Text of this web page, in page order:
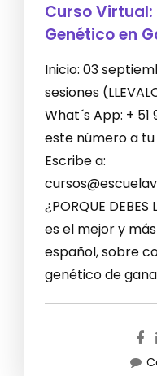
Curso
Genético en
Inicio: 03
sesiones
What´s App: +
este número a
Escribe a:
¿PORQUE DEBES
es el mejor y
español, sobre
genético de